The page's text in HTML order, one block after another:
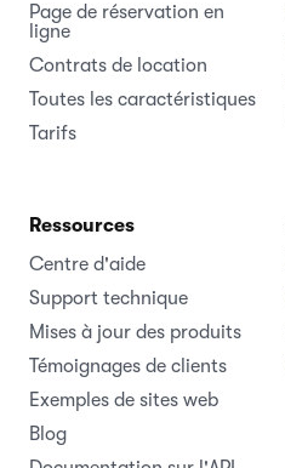
Page de réservation en
ligne
Contrats de location
Toutes les caractéristiques
Tarifs
Ressources
Centre d'aide
Support technique
Mises à jour des produits
Témoignages de clients
Exemples de sites web
Blog